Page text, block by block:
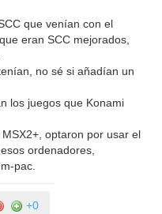
que venían con el
eran SCC mejorados,
no sé si añadían un
los juegos que Konami
optaron por usar el
ordenadores,
pac.
+0